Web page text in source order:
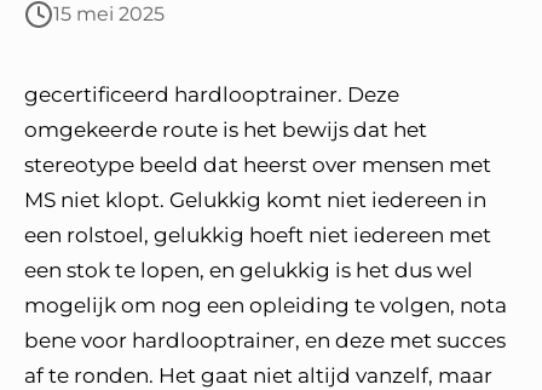
15 mei 2025
gecertificeerd hardlooptrainer. Deze
omgekeerde route is het bewijs dat het
stereotype beeld dat heerst over mensen met
MS niet klopt. Gelukkig komt niet iedereen in
een rolstoel, gelukkig hoeft niet iedereen met
een stok te lopen, en gelukkig is het dus wel
mogelijk om nog een opleiding te volgen, nota
bene voor hardlooptrainer, en deze met succes
af te ronden. Het gaat niet altijd vanzelf, maar